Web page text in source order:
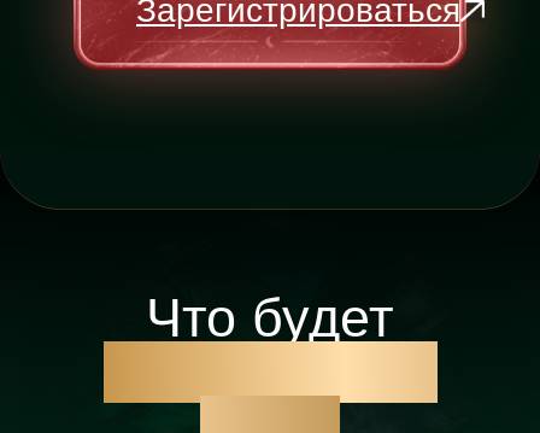
Зарегистрироваться
Что будет